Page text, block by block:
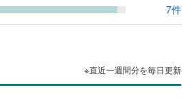
7件
※直近一週間分を毎日更新